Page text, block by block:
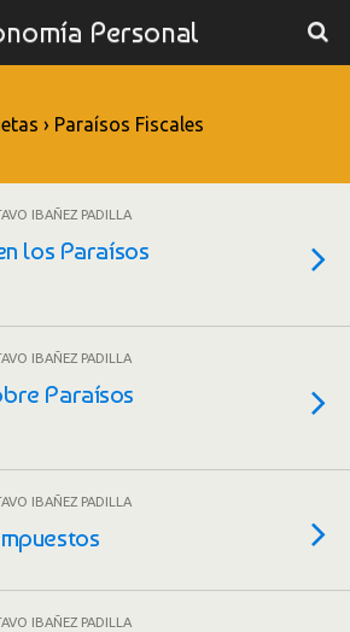
Personal
› Paraísos Fiscales
IBAÑEZ PADILLA
los Paraísos
IBAÑEZ PADILLA
Paraísos
IBAÑEZ PADILLA
IBAÑEZ PADILLA